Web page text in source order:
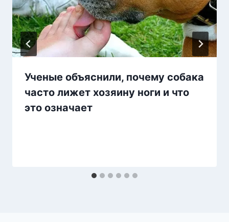
Ученые объяснили, почему собака
часто лижет хозяину ноги и что
это означает